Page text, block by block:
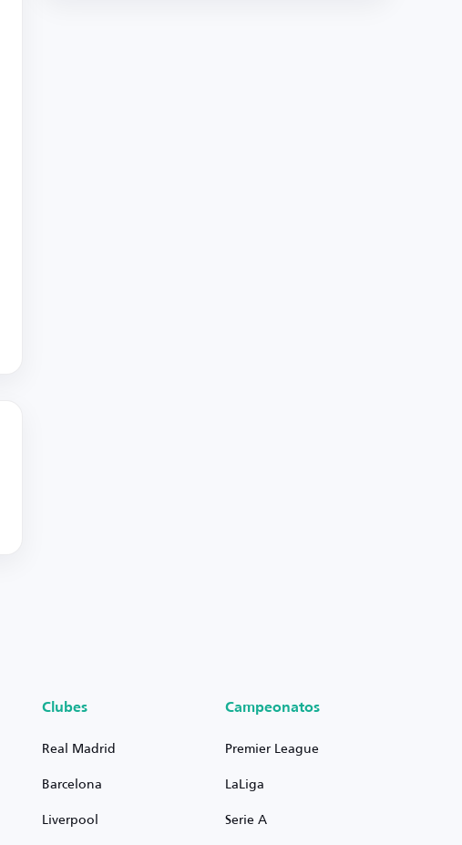
Clubes
Real Madrid
Barcelona
Liverpool
Campeonatos
Premier League
LaLiga
Serie A